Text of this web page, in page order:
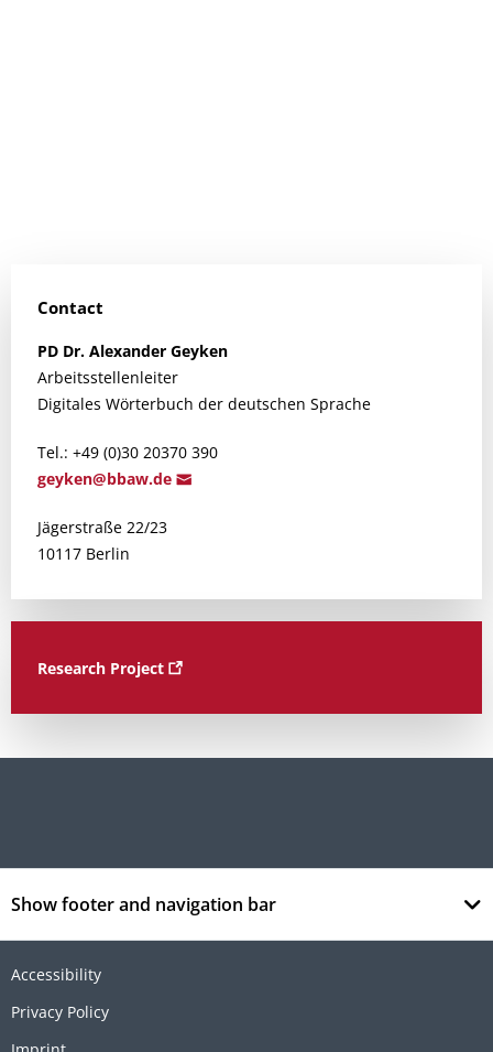
Contact
PD Dr. Alexander Geyken
Arbeitsstellenleiter
Digitales Wörterbuch der deutschen Sprache
Tel.: +49 (0)30 20370 390
geyken@bbaw.de
Jägerstraße 22/23
10117 Berlin
Research Project
Show footer and navigation bar
Accessibility
Privacy Policy